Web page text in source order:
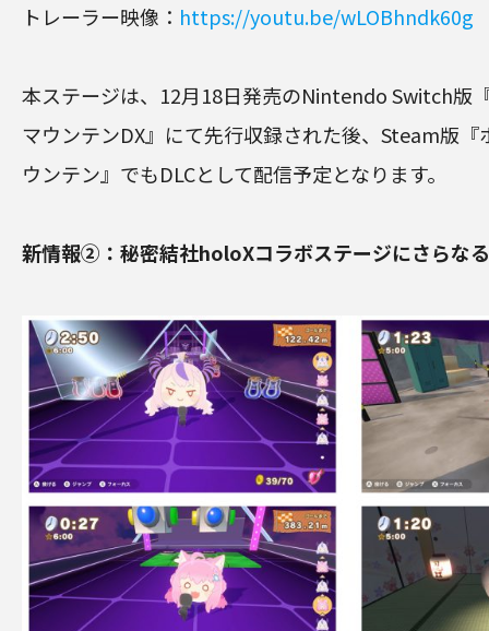
トレーラー映像： https://youtu.be/wLOBhndk60g
本ステージは、12月18日発売のNintendo Switch版
マウンテンDX』にて先行収録された後、Steam版『
ウンテン』でもDLCとして配信予定となります。
新情報②：秘密結社holoXコラボステージにさらな